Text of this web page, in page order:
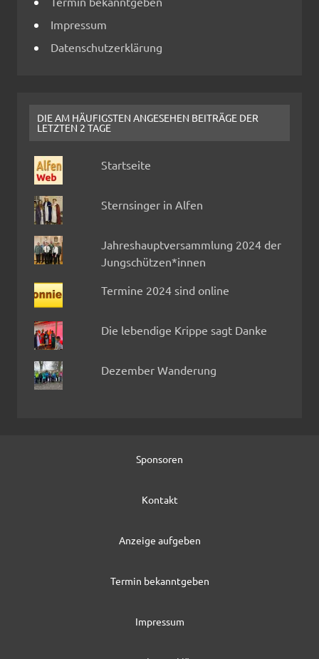
Impressum
Datenschutzerklärung
DIE AM HÄUFIGSTEN ANGESEHEN BEITRÄGE DER
LETZTEN 2 TAGE
Startseite
Sternsinger in Alfen
Jahreshauptversammlung 2024 der
Jungschützen*innen
Termine 2024 sind online
Die lebendige Krippe sagt Danke
Dezember Wanderung
Sponsoren
Kontakt
Anzeige aufgeben
Termin bekanntgeben
Impressum